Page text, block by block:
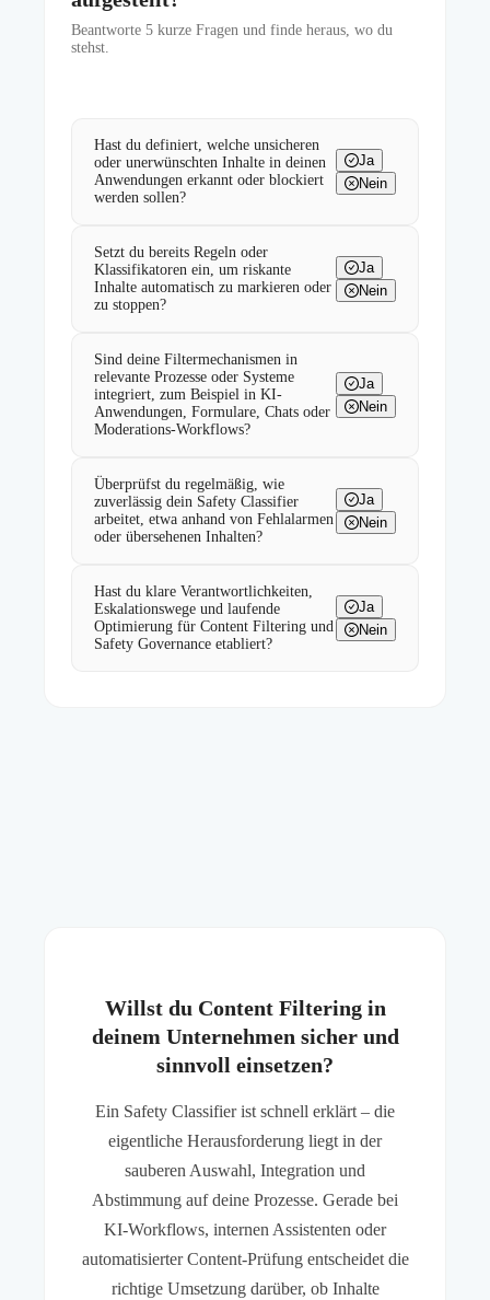
Beantworte 5 kurze Fragen und finde heraus, wo du
stehst.
Hast du definiert, welche unsicheren
oder unerwünschten Inhalte in deinen
Anwendungen erkannt oder blockiert
werden sollen?
Ja
Nein
Setzt du bereits Regeln oder
Klassifikatoren ein, um riskante
Inhalte automatisch zu markieren oder
zu stoppen?
Ja
Nein
Sind deine Filtermechanismen in
relevante Prozesse oder Systeme
integriert, zum Beispiel in KI-
Anwendungen, Formulare, Chats oder
Moderations-Workflows?
Ja
Nein
Überprüfst du regelmäßig, wie
zuverlässig dein Safety Classifier
arbeitet, etwa anhand von Fehlalarmen
oder übersehenen Inhalten?
Ja
Nein
Hast du klare Verantwortlichkeiten,
Eskalationswege und laufende
Optimierung für Content Filtering und
Safety Governance etabliert?
Ja
Nein
Willst du Content Filtering in
deinem Unternehmen sicher und
sinnvoll einsetzen?
Ein Safety Classifier ist schnell erklärt – die
eigentliche Herausforderung liegt in der
sauberen Auswahl, Integration und
Abstimmung auf deine Prozesse. Gerade bei
KI-Workflows, internen Assistenten oder
automatisierter Content-Prüfung entscheidet die
richtige Umsetzung darüber, ob Inhalte